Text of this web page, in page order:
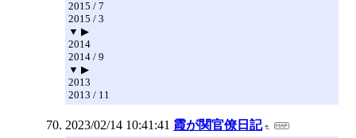
2015 / 7
2015 / 3
▼ ▶
2014
2014 / 9
▼ ▶
2013
2013 / 11
2023/02/14 10:41:41 霞が関官僚日記